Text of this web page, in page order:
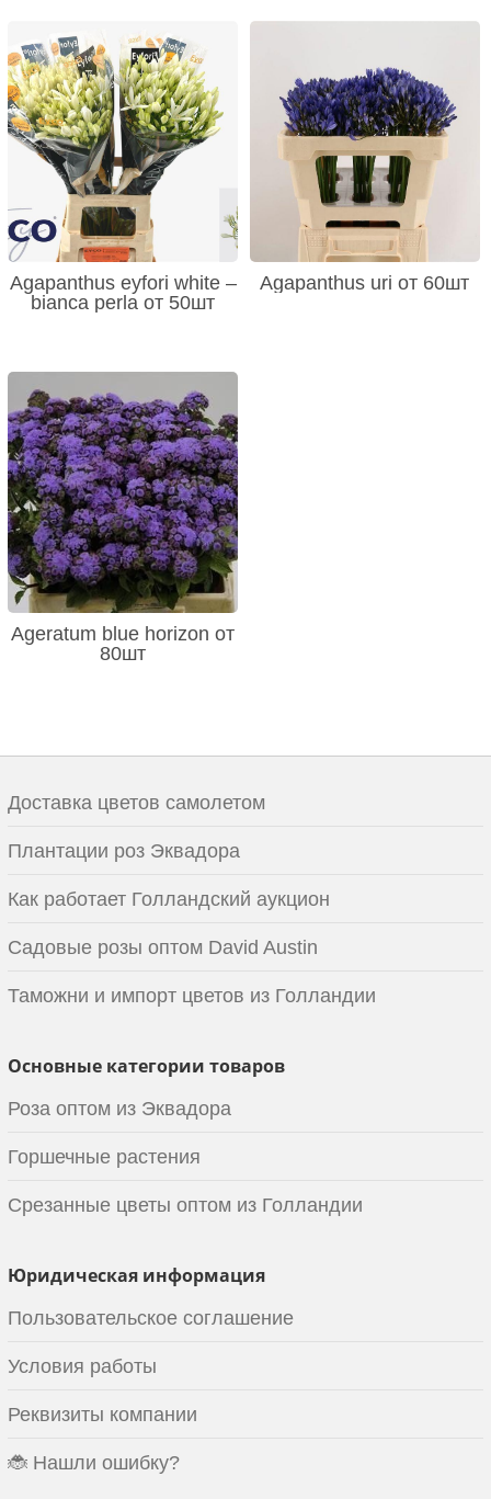
Agapanthus eyfori white –
bianca perla от 50шт
Agapanthus uri от 60шт
Ageratum blue horizon от
80шт
Доставка цветов самолетом
Плантации роз Эквадора
Как работает Голландский аукцион
Садовые розы оптом David Austin
Таможни и импорт цветов из Голландии
Основные категории товаров
Роза оптом из Эквадора
Горшечные растения
Срезанные цветы оптом из Голландии
Юридическая информация
Пользовательское соглашение
Условия работы
Реквизиты компании
🐞 Нашли ошибку?